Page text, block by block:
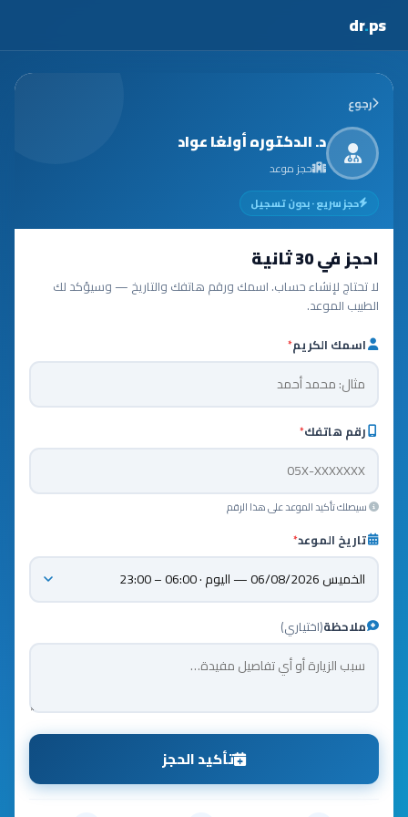
dr.ps
رجوع
د. الدكتوره أولغا عواد
حجز موعد
حجز سريع · بدون تسجيل
احجز في 30 ثانية
لا تحتاج لإنشاء حساب. اسمك ورقم هاتفك والتاريخ — وسيؤكد لك
الطبيب الموعد.
اسمك الكريم*
رقم هاتفك*
سيصلك تأكيد الموعد على هذا الرقم
تاريخ الموعد*
ملاحظة(اختياري)
تأكيد الحجز